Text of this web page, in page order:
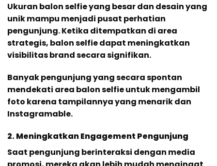
Ukuran balon selfie yang besar dan desain yang
unik mampu menjadi pusat perhatian
pengunjung. Ketika ditempatkan di area
strategis, balon selfie dapat meningkatkan
visibilitas brand secara signifikan.
Banyak pengunjung yang secara spontan
mendekati area balon selfie untuk mengambil
foto karena tampilannya yang menarik dan
Instagramable.
2. Meningkatkan Engagement Pengunjung
Saat pengunjung berinteraksi dengan media